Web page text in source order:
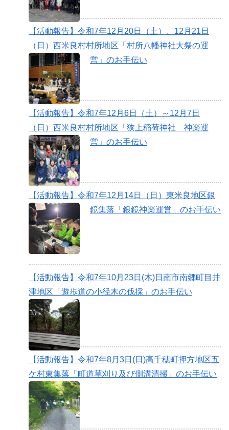
【活動報告】令和7年12月20日（土）、12月21日
（日）西米良村村所地区「村所八幡神社大祭の運
営」のお手伝い
【活動報告】令和7年12月6日（土）～12月7日
（日）西米良村村所地区「狭上稲荷神社 神楽運
営」のお手伝い
【活動報告】令和7年12月14日（日）東米良地区銀
鏡集落「銀鏡神楽運営」のお手伝い
【活動報告】令和7年10月23日(木)日南市南郷町目井
津地区「遊歩道の小径木の伐採」のお手伝い
【活動報告】令和7年8月3日(日)高千穂町押方地区五
ケ村東集落「町道草刈り及び側溝清掃」のお手伝い